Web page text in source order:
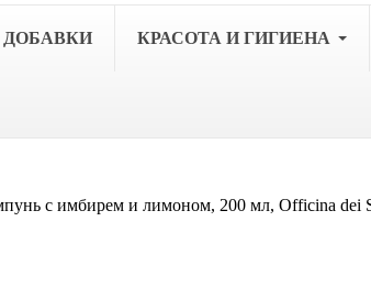
ДОБАВКИ КРАСОТА И ГИГИЕНА
с имбирем и лимоном, 200 мл, Officina dei